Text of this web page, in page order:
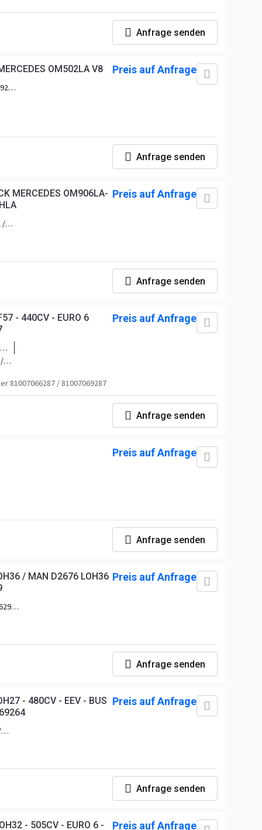
Anfrage senden
OM502LA V8
/
/
Preis auf Anfrage
Anfrage senden
MERCEDES OM906LA-
/
Preis auf Anfrage
Anfrage senden
- 440CV - EURO 6
81007066287 / 81007069287
Preis auf Anfrage
Anfrage senden
Preis auf Anfrage
Anfrage senden
/ MAN D2676 LOH36
/
/
Preis auf Anfrage
Anfrage senden
- 480CV - EEV - BUS Preis auf Anfrage
Anfrage senden
- 505CV - EURO 6 - Preis auf Anfrage